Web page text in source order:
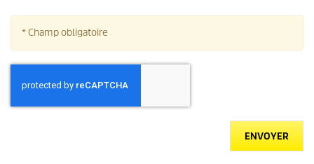
* Champ obligatoire
ENVOYER